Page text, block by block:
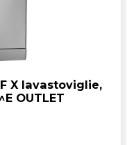
X lavastoviglie,
OUTLET